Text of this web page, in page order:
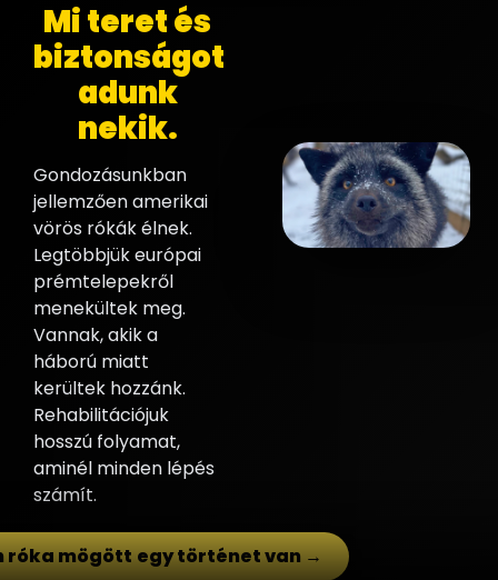
Mi teret és
biztonságot
adunk
nekik.
Gondozásunkban
jellemzően amerikai
vörös rókák élnek.
Legtöbbjük európai
prémtelepekről
menekültek meg.
Vannak, akik a
háború miatt
kerültek hozzánk.
Rehabilitációjuk
hosszú folyamat,
aminél minden lépés
számít.
róka mögött egy történet van →